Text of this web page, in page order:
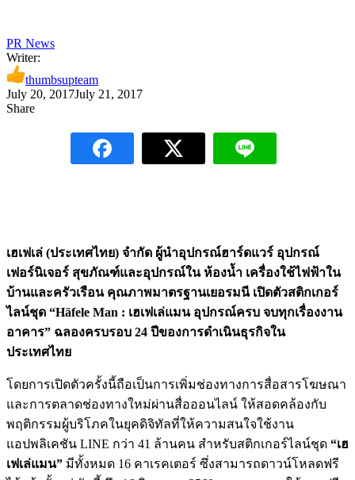
PR News
Writer:
thumbsupteam
July 20, 2017July 21, 2017
Share
เฮเฟเล่ (ประเทศไทย) จำกัด ผู้นำอุปกรณ์ฮาร์ดแวร์ อุปกรณ์
เฟอร์นิเจอร์ สุขภัณฑ์และอุปกรณ์ใน ห้องน้ำ เครื่องใช้ไฟฟ้าใน
บ้านและครัวเรือน คุณภาพมาตรฐานเยอรมนี เปิดตัวสติกเกอร์
ไลน์ชุด “Häfele Man : เฮเฟเล่แมน อุปกรณ์ครบ จบทุกเรื่องงาน
อาคาร” ฉลองครบรอบ 24 ปีของการดำเนินธุรกิจใน
ประเทศไทย
โดยการเปิดตัวครั้งนี้ถือเป็นการเพิ่มช่องทางการสื่อสารโฆษณา
และการตลาดช่องทางใหม่ผ่านสื่อออนไลน์ ให้สอดคล้องกับ
พฤติกรรมผู้บริโภคในยุคดิจิทัลที่ให้ความสนใจใช้งาน
แอปพลิเคชัน LINE กว่า 41 ล้านคน สำหรับสติกเกอร์ไลน์ชุด “เฮ
เฟเล่แมน” มีทั้งหมด 16 คาเรคเตอร์ ซึ่งสามารถดาวน์โหลดฟรี